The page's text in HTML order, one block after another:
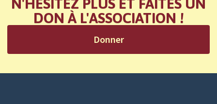
N'HÉSITEZ PLUS ET FAITES UN
DON À L'ASSOCIATION !
Donner